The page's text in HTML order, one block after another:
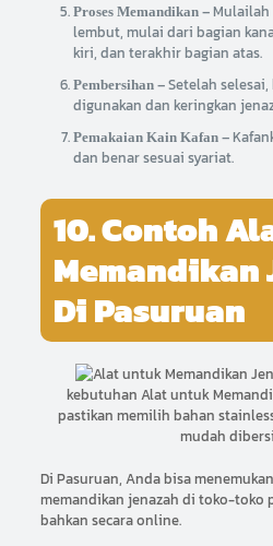
Proses Memandikan– Mulailah
lembut, mulai dari bagian
kiri, dan terakhir bagian atas.
Pembersihan– Setelah
digunakan dan keringkan
Pemakaian Kain Kafan–
dan benar sesuai syariat.
10. Contoh
Memandikan
Di Pasuruan
kebutuhan Alat untuk
pastikan memilih bahan
mudah
Di Pasuruan, Anda bisa
memandikan jenazah di toko-toko
bahkan secara online.